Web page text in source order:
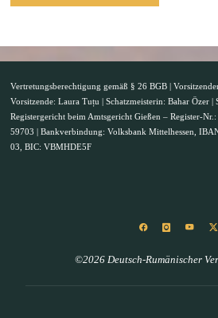
Vertretungsberechtigung gemäß § 26 BGB |
Vorsitzende: Laura Tuțu | Schatzmeisterin: Bahar Özer |
Registergericht beim Amtsgericht Gießen – Register-
59703 | Bankverbindung: Volksbank Mittelhessen,
03, BIC: VBMHDE5F
©2026 Deutsch-Rumänischer